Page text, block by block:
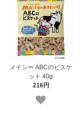
メイシー ABCのビスケ
ット 40g
216円